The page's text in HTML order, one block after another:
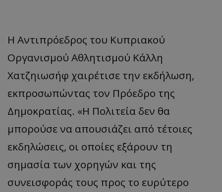
Η Αντιπρόεδρος του Κυπριακού
Οργανισμού Αθλητισμού Κάλλη
Χατζηιωσήφ χαιρέτισε την εκδήλωση,
εκπροσωπώντας τον Πρόεδρο της
Δημοκρατίας. «Η Πολιτεία δεν θα
μπορούσε να απουσιάζει από τέτοιες
εκδηλώσεις, οι οποίες εξάρουν τη
σημασία των χορηγών και της
συνεισφοράς τους προς το ευρύτερο